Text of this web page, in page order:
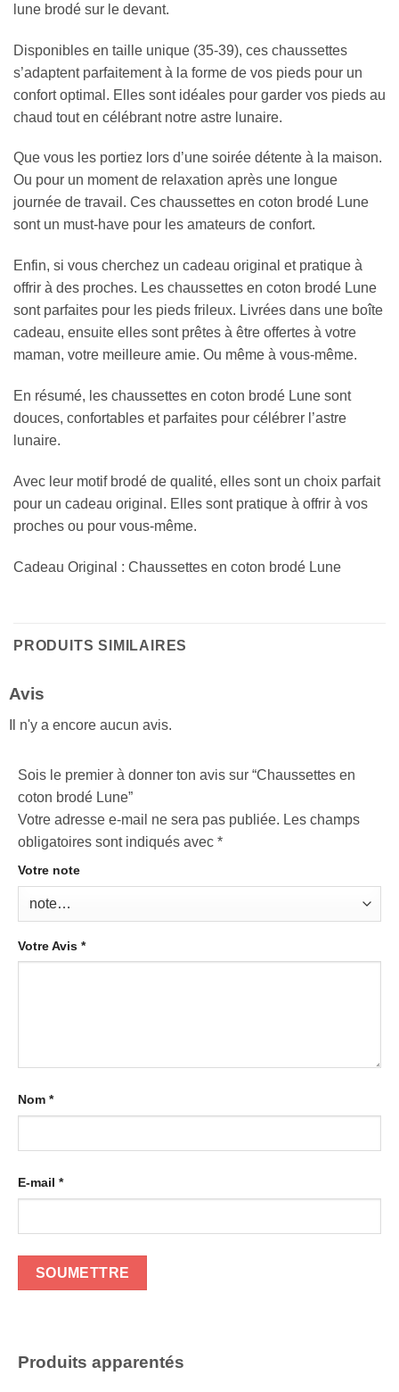
lune brodé sur le devant.
Disponibles en taille unique (35-39), ces chaussettes
s’adaptent parfaitement à la forme de vos pieds pour un
confort optimal. Elles sont idéales pour garder vos pieds au
chaud tout en célébrant notre astre lunaire.
Que vous les portiez lors d’une soirée détente à la maison.
Ou pour un moment de relaxation après une longue
journée de travail. Ces chaussettes en coton brodé Lune
sont un must-have pour les amateurs de confort.
Enfin, si vous cherchez un cadeau original et pratique à
offrir à des proches. Les chaussettes en coton brodé Lune
sont parfaites pour les pieds frileux. Livrées dans une boîte
cadeau, ensuite elles sont prêtes à être offertes à votre
maman, votre meilleure amie. Ou même à vous-même.
En résumé, les chaussettes en coton brodé Lune sont
douces, confortables et parfaites pour célébrer l’astre
lunaire.
Avec leur motif brodé de qualité, elles sont un choix parfait
pour un cadeau original. Elles sont pratique à offrir à vos
proches ou pour vous-même.
Cadeau Original : Chaussettes en coton brodé Lune
PRODUITS SIMILAIRES
Avis
Il n'y a encore aucun avis.
Sois le premier à donner ton avis sur “Chaussettes en
coton brodé Lune”
Votre adresse e-mail ne sera pas publiée. Les champs
obligatoires sont indiqués avec *
Votre note
Votre Avis *
Nom *
E-mail *
Produits apparentés